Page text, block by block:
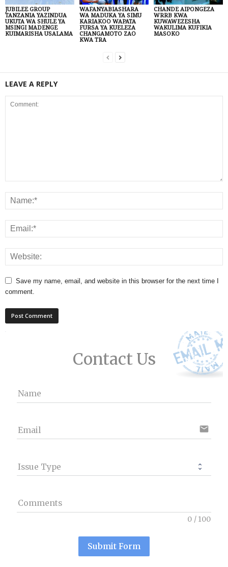
JUBILEE GROUP
TANZANIA YAZINDUA
UKUTA WA SHULE YA
MSINGI MADENGE
KUIMARISHA USALAMA
WAFANYABIASHARA
WA MADUKA YA SIMU
KARIAKOO WAPATA
FURSA YA KUELEZA
CHANGAMOTO ZAO
KWA TRA
CHANDE AIPONGEZA
WRRB KWA
KUWAWEZESHA
WAKULIMA KUFIKIA
MASOKO
LEAVE A REPLY
Save my name, email, and website in this browser for the next time I
comment.
Contact Us
Name
Email email
Issue Type
Comments
0 / 100
Submit Form